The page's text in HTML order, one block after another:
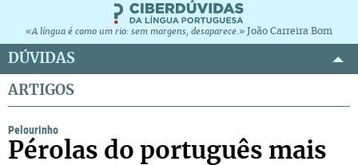
«A língua é como um rio: sem margens, desaparece.» João Carreira Bom
DÚVIDAS
ARTIGOS
Pelourinho
Pérolas do português mais